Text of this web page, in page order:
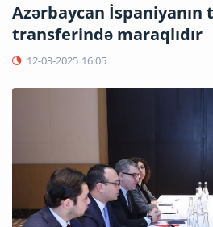
Azərbaycan İspaniyanın
transferində maraqlıdır
12-03-2025 16:05